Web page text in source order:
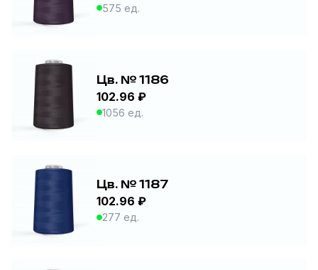
575 ед.
Цв. № 1186
102.96 ₽
1056 ед.
Цв. № 1187
102.96 ₽
277 ед.